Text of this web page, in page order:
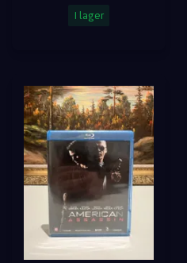
I lager